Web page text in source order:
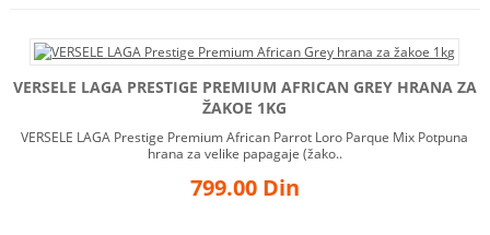
VERSELE LAGA PRESTIGE PREMIUM AFRICAN GREY HRANA ZA
ŽAKOE 1KG
VERSELE LAGA Prestige Premium African Parrot Loro Parque Mix Potpuna
hrana za velike papagaje (žako..
799.00 Din